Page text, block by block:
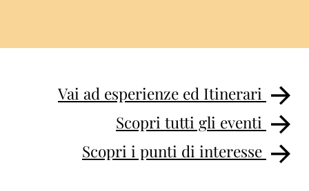
Vai ad esperienze ed Itinerari
Scopri tutti gli eventi
Scopri i punti di interesse